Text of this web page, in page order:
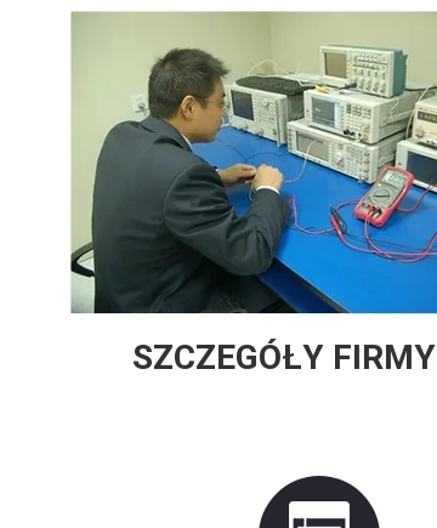
SZCZEGÓŁY FIRMY